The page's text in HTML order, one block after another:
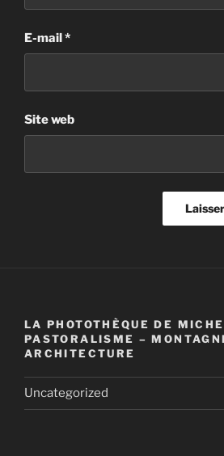
E-mail*
Site web
LA PHOTOTHÈQUE DE
PASTORALISME –
ARCHITECTURE
Uncategorized